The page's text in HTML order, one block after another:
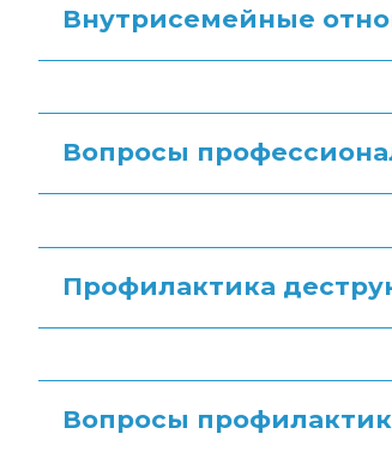
Внутрисемейные
Вопросы
Профилактика
Вопросы